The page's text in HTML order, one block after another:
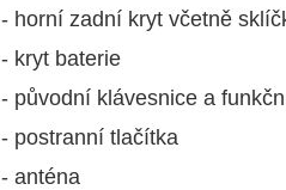
- horní zadní kryt včetně
- kryt baterie
- původní klávesnice a
- postranní tlačítka
- anténa